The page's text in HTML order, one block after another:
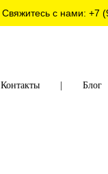
Свяжитесь с нами: +7
Контакты | Блог